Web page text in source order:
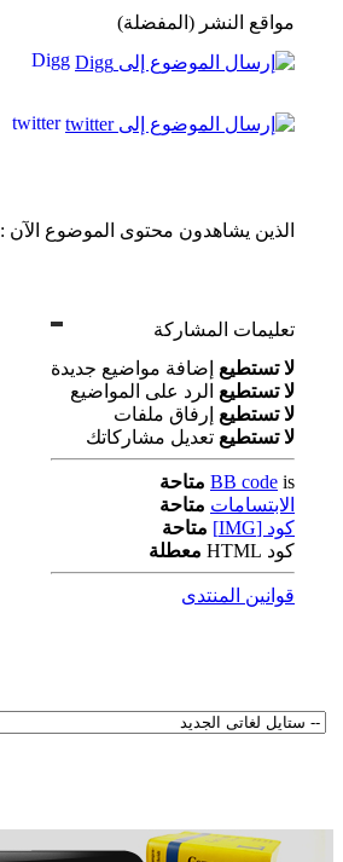
مواقع النشر (المفضلة)
Digg
twitter
الذين يشاهدون محتوى الموضوع الآن : 1
تعليمات المشاركة
لا تستطيع إضافة مواضيع جديدة
لا تستطيع الرد على المواضيع
لا تستطيع إرفاق ملفات
لا تستطيع تعديل مشاركاتك
BB code is
متاحة
الابتسامات متاحة
كود [IMG]
متاحة
كود HTML
معطلة
قوانين المنتدى